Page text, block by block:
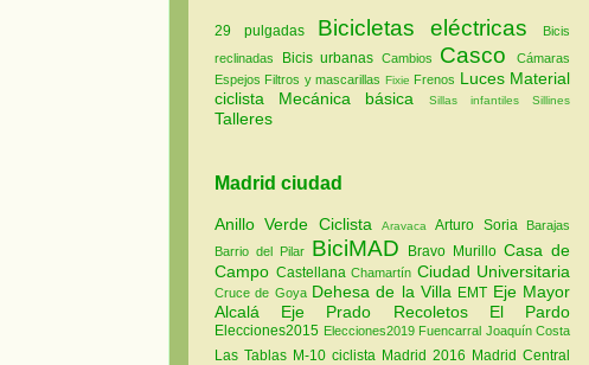
29 pulgadas Bicicletas eléctricas
Bicis
reclinadas
Bicis urbanas Cambios Casco
Cámaras
Espejos Filtros y mascarillas Fixie Frenos Luces Material
ciclista
Mecánica básica Sillas infantiles Sillines
Talleres
Madrid ciudad
Anillo Verde Ciclista AravacaArturo Soria
Barajas
Barrio del Pilar BiciMAD Bravo MurilloCasa de
Campo Castellana Chamartín Ciudad Universitaria
Cruce de Goya Dehesa de la Villa EMT Eje Mayor
Alcalá Eje Prado Recoletos El Pardo
Elecciones2015 Elecciones2019 Fuencarral Joaquín Costa
Las Tablas M-10 ciclista Madrid 2016 Madrid Central